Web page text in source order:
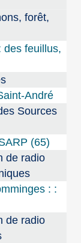
forêt,
des feuillus,
André
Sources
(65)
de radio
: :
de radio